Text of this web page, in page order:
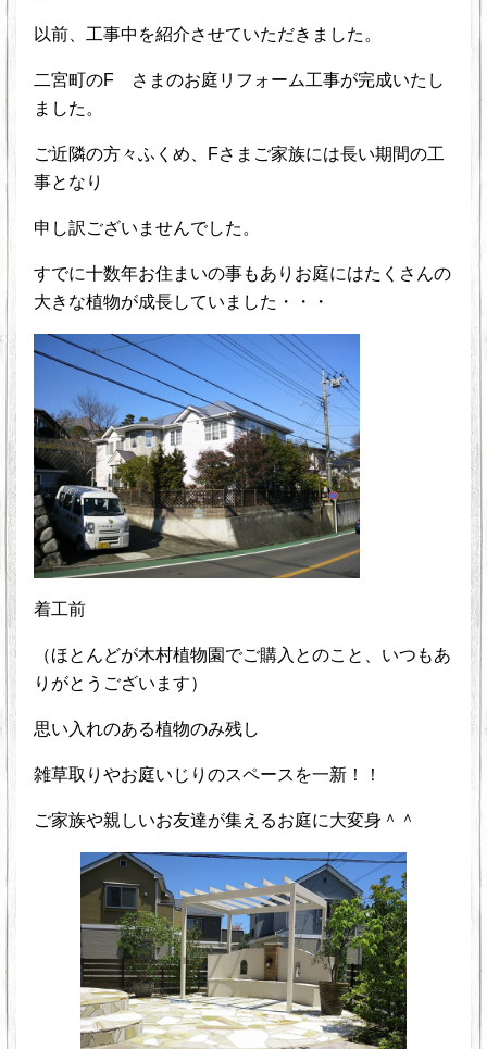
以前、工事中を紹介させていただきました。
二宮町のF さまのお庭リフォーム工事が完成いたし
ました。
ご近隣の方々ふくめ、Fさまご家族には長い期間の工
事となり
申し訳ございませんでした。
すでに十数年お住まいの事もありお庭にはたくさんの
大きな植物が成長していました・・・
着工前
（ほとんどが木村植物園でご購入とのこと、いつもあ
りがとうございます）
思い入れのある植物のみ残し
雑草取りやお庭いじりのスペースを一新！！
ご家族や親しいお友達が集えるお庭に大変身＾＾